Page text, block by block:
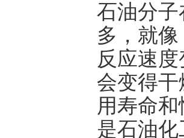
石油分
多，就
反应速
会变得
用寿命
是石油